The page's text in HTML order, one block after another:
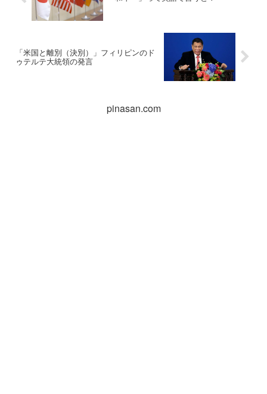
「米国と離別（決別）」フィリピンのド
ゥテルテ大統領の発言
pinasan.com